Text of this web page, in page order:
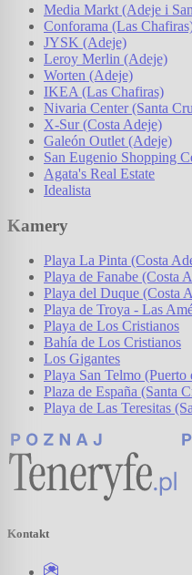
Media Markt (Adeje i
Conforama (Las
JYSK (Adeje)
Leroy Merlin (Adeje)
Worten (Adeje)
IKEA (Las Chafiras)
Nivaria Center (Santa
X-Sur (Costa Adeje)
Galeón Outlet (Adeje)
San Eugenio Shopping
Agata's Real Estate
Idealista
Kamery
Playa La Pinta (Costa
Playa de Fanabe (Costa
Playa del Duque (Costa
Playa de Troya - Las
Playa de Los Cristianos
Bahía de Los Cristianos
Los Gigantes
Playa San Telmo (Puerto
Plaza de España (Santa
Playa de Las Teresitas
Kontakt